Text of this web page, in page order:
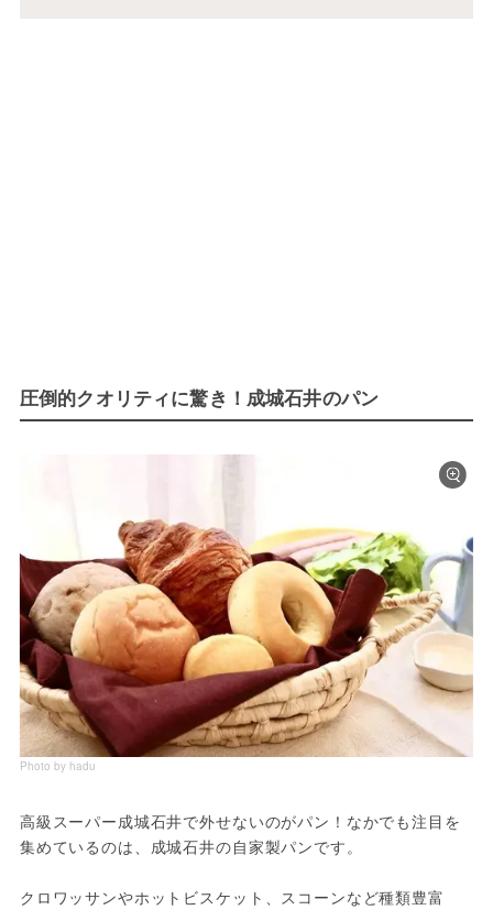
圧倒的クオリティに驚き！成城石井のパン
Photo by hadu
高級スーパー成城石井で外せないのがパン！なかでも注目を
集めているのは、成城石井の自家製パンです。
クロワッサンやホットビスケット、スコーンなど種類豊富